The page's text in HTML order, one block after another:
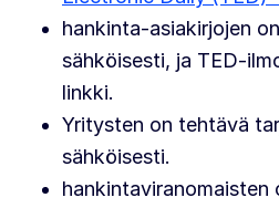
hankinta-asiakirjojen
sähköisesti, ja TED-
linkki.
Yritysten on tehtävä
sähköisesti.